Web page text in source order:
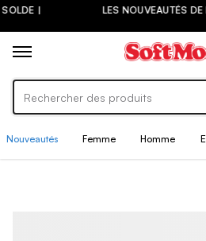
LES NOUVEAUTÉS DE LA PRÉ-
Nouveautés Femme Homme